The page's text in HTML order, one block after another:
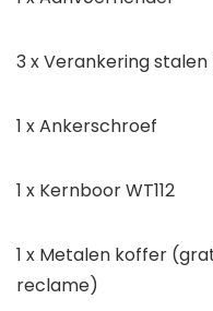
3 x Verankering stalen
1 x Ankerschroef
1 x Kernboor WT112
1 x Metalen koffer
reclame)